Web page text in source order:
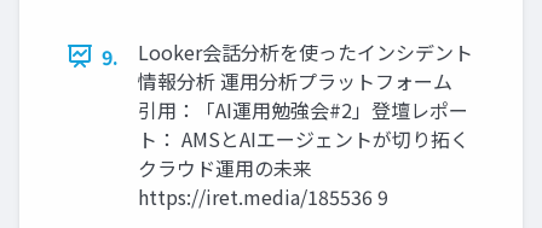
9.
Looker会話分析を使ったインシデント
情報分析 運用分析プラットフォーム
引用：「AI運用勉強会#2」登壇レポー
ト： AMSとAIエージェントが切り拓く
クラウド運用の未来
https://iret.media/185536 9